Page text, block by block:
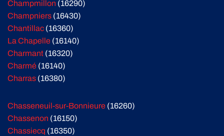
Champmillon (16290)
Champniers (16430)
Chantillac (16360)
La Chapelle (16140)
Charmant (16320)
Charmé (16140)
Charras (16380)
Chasseneuil-sur-Bonnieure (16260)
Chassenon (16150)
Chassiecq (16350)